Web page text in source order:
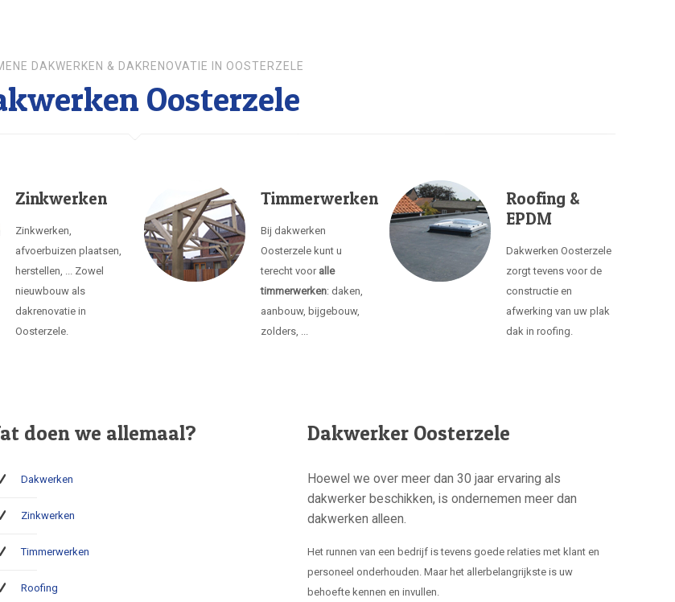
DAKWERKEN & DAKRENOVATIE IN OOSTERZELE
Oosterzele
Zinkwerken
Zinkwerken,
afvoerbuizen plaatsen,
herstellen, ... Zowel
nieuwbouw als
dakrenovatie in
Oosterzele.
Timmerwerken
Bij dakwerken
Oosterzele kunt u
terecht voor alle
timmerwerken: daken,
aanbouw, bijgebouw,
zolders, ...
Roofing &
EPDM
Dakwerken Oosterzele
zorgt tevens voor de
constructie en
afwerking van uw plak
dak in roofing.
doen we allemaal?
Dakwerken
Zinkwerken
Timmerwerken
Roofing
Dakwerker Oosterzele
Hoewel we over meer dan 30 jaar ervaring als
dakwerker beschikken, is ondernemen meer dan
dakwerken alleen.
Het runnen van een bedrijf is tevens goede relaties met klant en
personeel onderhouden. Maar het allerbelangrijkste is uw
behoefte kennen en invullen.